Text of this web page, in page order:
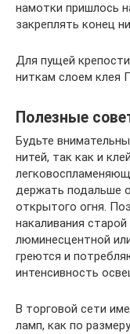
намотки пришлось
закреплять конец
Для пущей
ниткам слоем клея
Полезные
Будьте
нитей, так как и
держать подальше
открытого огня.
накаливания
люминесцентной
греются и
интенсивность
В торговой сети
ламп, как по